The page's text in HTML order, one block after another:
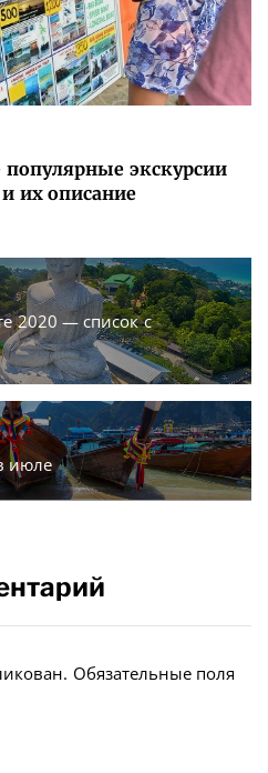
экскурсии
их описание
2020 — список с
июле
Обязательные поля